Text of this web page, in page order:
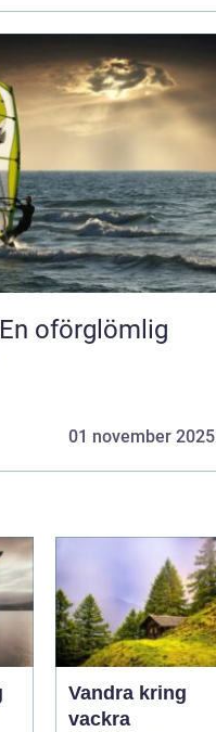
oförglömlig
01 november 2025
Vandra kring
vackra